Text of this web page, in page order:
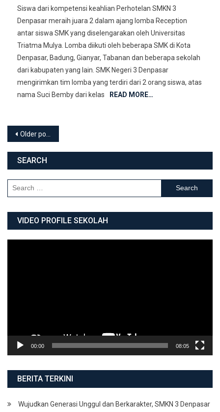
Siswa dari kompetensi keahlian Perhotelan SMKN 3
Denpasar meraih juara 2 dalam ajang lomba Reception
antar siswa SMK yang diselengarakan oleh Universitas
Triatma Mulya. Lomba diikuti oleh beberapa SMK di Kota
Denpasar, Badung, Gianyar, Tabanan dan beberapa sekolah
dari kabupaten yang lain. SMK Negeri 3 Denpasar
mengirimkan tim lomba yang terdiri dari 2 orang siswa, atas
nama Suci Bemby dari kelas
READ MORE…
Posts navigation
Older posts
SEARCH
Search for:
VIDEO PROFILE SEKOLAH
00:00 08:05
BERITA TERKINI
Wujudkan Generasi Unggul dan Berkarakter, SMKN 3 Denpasar